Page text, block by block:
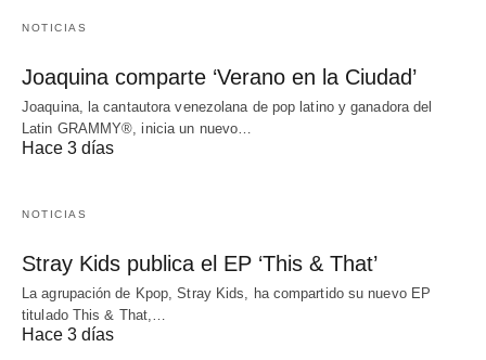
NOTICIAS
Joaquina comparte ‘Verano en la Ciudad’
Joaquina, la cantautora venezolana de pop latino y ganadora del
Latin GRAMMY®, inicia un nuevo…
Hace 3 días
NOTICIAS
Stray Kids publica el EP ‘This & That’
La agrupación de Kpop, Stray Kids, ha compartido su nuevo EP
titulado This & That,…
Hace 3 días